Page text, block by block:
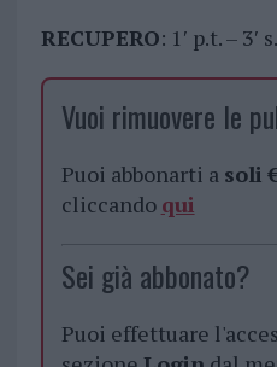
RECUPERO: 1′ p.t. – 3′
Vuoi rimuovere le
Puoi abbonarti a soli
cliccando qui
Sei già abbonato?
Puoi effettuare